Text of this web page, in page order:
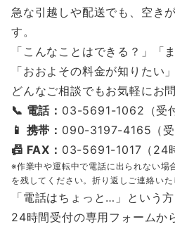
急な引越しや配送でも、空き
す。
「こんなことはできる？」「
「おおよその料金が知りたい」
どんなご相談でもお気軽にお
📞 電話： 03-5691-1062（受
📱 携帯： 090-3197-4165（
📠 FAX： 03-5691-1017（24
※作業中や運転中で電話に出られない場
を残してください。折り返しご連絡いた
「電話はちょっと…」という
24時間受付の専用フォームか